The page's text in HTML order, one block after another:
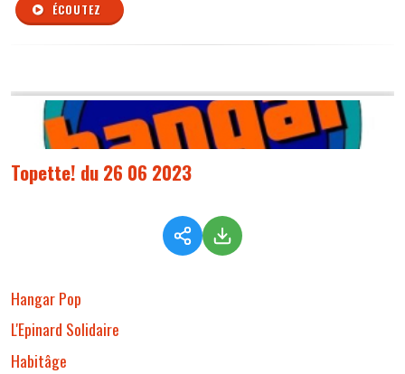
ÉCOUTEZ
Topette! du 26 06 2023
Hangar Pop
L'Epinard Solidaire
Habitâge